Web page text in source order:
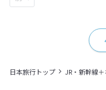
日本旅行トップ JR・新幹線